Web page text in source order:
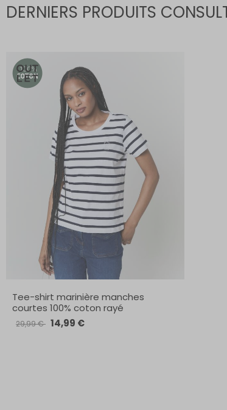
DERNIERS PRODUITS
Tee-shirt marinière manches
courtes 100% coton rayé
29,99 € 14,99 €